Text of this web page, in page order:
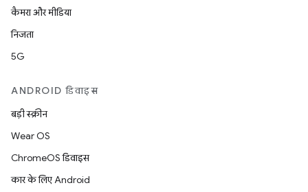
कैमरा और मीडिया
निजता
5G
ANDROID डिवाइस
बड़ी स्क्रीन
Wear OS
ChromeOS डिवाइस
कार के लिए Android